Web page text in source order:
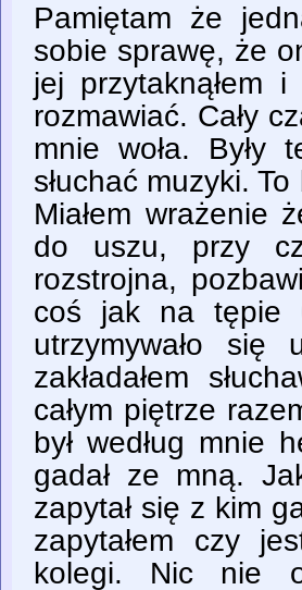
Pamiętam że
sobie sprawę, że
jej przytaknąłem
rozmawiać. Cały
mnie woła. Były
słuchać muzyki.
Miałem wrażenie
do uszu, przy
rozstrojna,
coś jak na tępie
utrzymywało
zakładałem
całym piętrze
był według mnie
gadał ze mną.
zapytał się z kim
zapytałem czy
kolegi. Nic nie